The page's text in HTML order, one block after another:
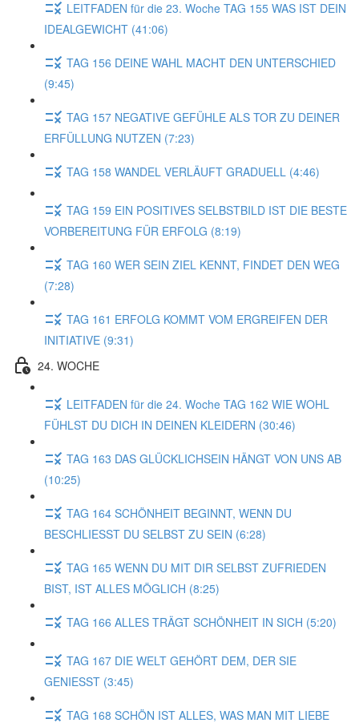
LEITFADEN für die 23. Woche TAG 155 WAS IST DEIN
IDEALGEWICHT (41:06)
TAG 156 DEINE WAHL MACHT DEN UNTERSCHIED
(9:45)
TAG 157 NEGATIVE GEFÜHLE ALS TOR ZU DEINER
ERFÜLLUNG NUTZEN (7:23)
TAG 158 WANDEL VERLÄUFT GRADUELL (4:46)
TAG 159 EIN POSITIVES SELBSTBILD IST DIE BESTE
VORBEREITUNG FÜR ERFOLG (8:19)
TAG 160 WER SEIN ZIEL KENNT, FINDET DEN WEG
(7:28)
TAG 161 ERFOLG KOMMT VOM ERGREIFEN DER
INITIATIVE (9:31)
24. WOCHE
LEITFADEN für die 24. Woche TAG 162 WIE WOHL
FÜHLST DU DICH IN DEINEN KLEIDERN (30:46)
TAG 163 DAS GLÜCKLICHSEIN HÄNGT VON UNS AB
(10:25)
TAG 164 SCHÖNHEIT BEGINNT, WENN DU
BESCHLIESST DU SELBST ZU SEIN (6:28)
TAG 165 WENN DU MIT DIR SELBST ZUFRIEDEN
BIST, IST ALLES MÖGLICH (8:25)
TAG 166 ALLES TRÄGT SCHÖNHEIT IN SICH (5:20)
TAG 167 DIE WELT GEHÖRT DEM, DER SIE
GENIESST (3:45)
TAG 168 SCHÖN IST ALLES, WAS MAN MIT LIEBE